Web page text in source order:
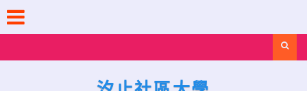
content